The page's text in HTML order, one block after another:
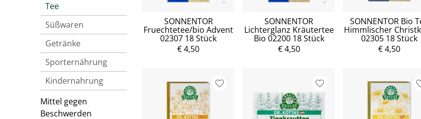
Tee
Süßwaren
Getränke
Sporternährung
Kindernahrung
Mittel gegen
Beschwerden
SONNENTOR
Fruechtetee/bio Advent
02307 18 Stück
€ 4,50
SONNENTOR
Lichterglanz Kräutertee
Bio 02200 18 Stück
€ 4,50
SONNENTOR Bio
Himmlischer
02305 18 Stück
€ 4,50